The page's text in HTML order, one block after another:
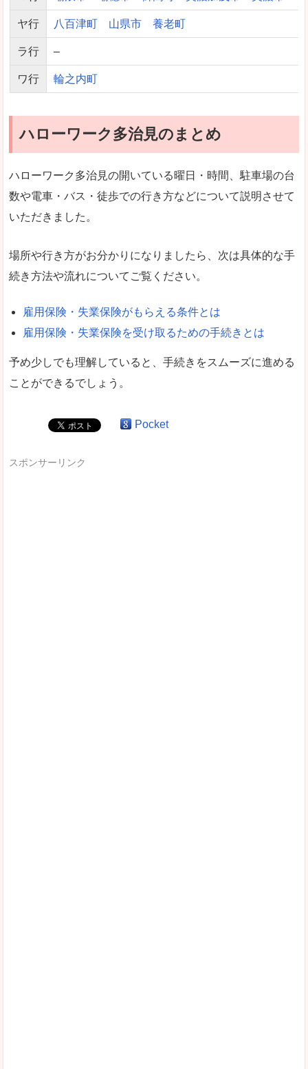
ヤ行 八百津町 山県市 養老町
ラ行 –
ワ行 輪之内町
ハローワーク多治見のまとめ
ハローワーク多治見の開いている曜日・時間、駐車場の台
数や電車・バス・徒歩での行き方などについて説明させて
いただきました。
場所や行き方がお分かりになりましたら、次は具体的な手
続き方法や流れについてご覧ください。
雇用保険・失業保険がもらえる条件とは
雇用保険・失業保険を受け取るための手続きとは
予め少しでも理解していると、手続きをスムーズに進める
ことができるでしょう。
Pocket
スポンサーリンク